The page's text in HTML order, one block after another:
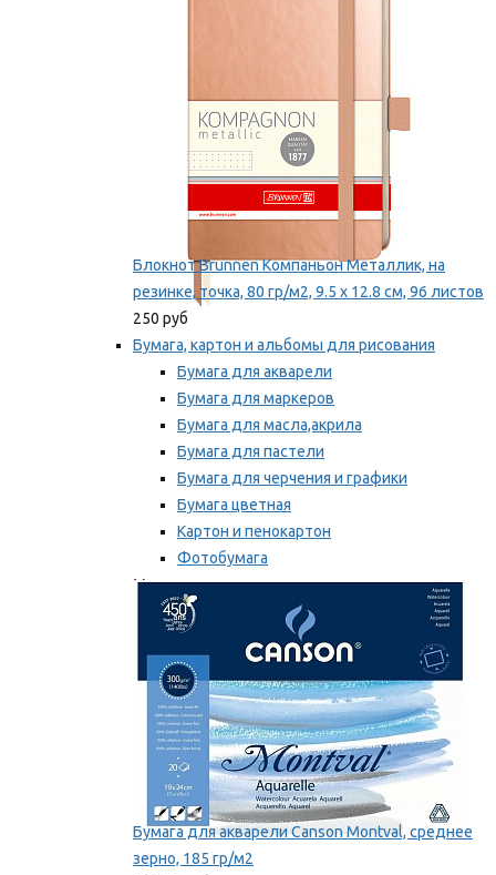
Блокнот Brunnen Компаньон Металлик, на
резинке, точка, 80 гр/м2, 9.5 х 12.8 см, 96 листов
250 руб
Бумага, картон и альбомы для рисования
Бумага для акварели
Бумага для маркеров
Бумага для масла,акрила
Бумага для пастели
Бумага для черчения и графики
Бумага цветная
Картон и пенокартон
Фотобумага
Мы рекомендуем
Бумага для акварели Canson Montval, среднее
зерно, 185 гр/м2